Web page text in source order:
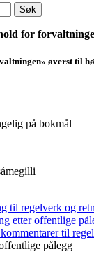
Søk
for
øverst til
på bokmål
til regelverk og
etter offentlige
til
pålegg